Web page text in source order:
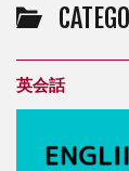
英会話